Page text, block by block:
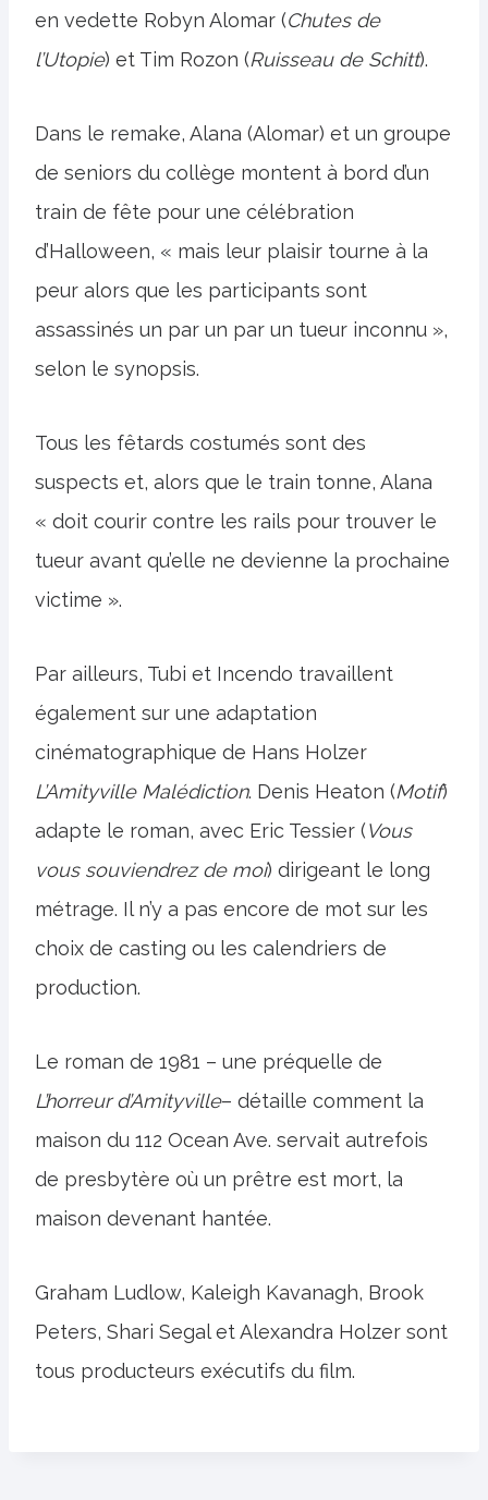
en vedette Robyn Alomar (Chutes de
l’Utopie) et Tim Rozon (Ruisseau de Schitt).
Dans le remake, Alana (Alomar) et un groupe
de seniors du collège montent à bord d’un
train de fête pour une célébration
d’Halloween, « mais leur plaisir tourne à la
peur alors que les participants sont
assassinés un par un par un tueur inconnu »,
selon le synopsis.
Tous les fêtards costumés sont des
suspects et, alors que le train tonne, Alana
« doit courir contre les rails pour trouver le
tueur avant qu’elle ne devienne la prochaine
victime ».
Par ailleurs, Tubi et Incendo travaillent
également sur une adaptation
cinématographique de Hans Holzer
L’Amityville Malédiction. Denis Heaton (Motif)
adapte le roman, avec Eric Tessier (Vous
vous souviendrez de moi) dirigeant le long
métrage. Il n’y a pas encore de mot sur les
choix de casting ou les calendriers de
production.
Le roman de 1981 – une préquelle de
L’horreur d’Amityville– détaille comment la
maison du 112 Ocean Ave. servait autrefois
de presbytère où un prêtre est mort, la
maison devenant hantée.
Graham Ludlow, Kaleigh Kavanagh, Brook
Peters, Shari Segal et Alexandra Holzer sont
tous producteurs exécutifs du film.